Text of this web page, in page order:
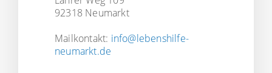
92318 Neumarkt
Mailkontakt: info@lebenshilfe-
neumarkt.de